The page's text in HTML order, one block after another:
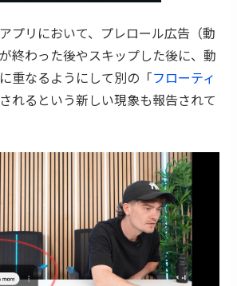
プリにおいて、プレロール広告（動
終わった後やスキップした後に、動
重なるようにして別の「フローティ
れるという新しい現象も報告されて